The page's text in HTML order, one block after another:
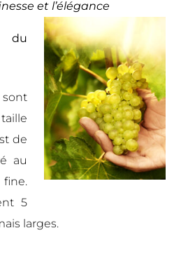
et l’élégance
du
de
au
5
larges.